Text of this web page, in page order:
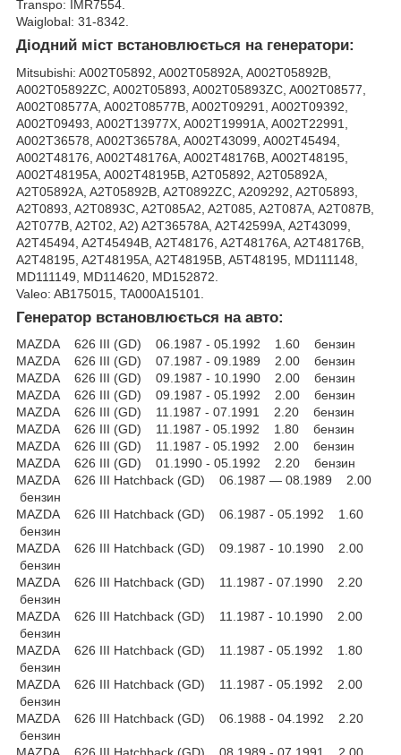
Transpo: IMR7554.
Waiglobal: 31-8342.
Діодний міст встановлюється на генератори:
Mitsubishi: A002T05892, A002T05892A, A002T05892B,
A002T05892ZC, A002T05893, A002T05893ZC, A002T08577,
A002T08577A, A002T08577B, A002T09291, A002T09392,
A002T09493, A002T13977X, A002T19991A, A002T22991,
A002T36578, A002T36578A, A002T43099, A002T45494,
A002T48176, A002T48176A, A002T48176B, A002T48195,
A002T48195A, A002T48195B, A2T05892, A2T05892A,
A2T05892A, A2T05892B, A2T0892ZC, A209292, A2T05893,
A2T0893, A2T0893C, A2T085A2, A2T085, A2T087A, A2T087B,
A2T077B, A2T02, A2) A2T36578A, A2T42599A, A2T43099,
A2T45494, A2T45494B, A2T48176, A2T48176A, A2T48176B,
A2T48195, A2T48195A, A2T48195B, A5T48195, MD111148,
MD111149, MD114620, MD152872.
Valeo: AB175015, TA000A15101.
Генератор встановлюється на авто:
MAZDA 626 III (GD) 06.1987 - 05.1992 1.60 бензин
MAZDA 626 III (GD) 07.1987 - 09.1989 2.00 бензин
MAZDA 626 III (GD) 09.1987 - 10.1990 2.00 бензин
MAZDA 626 III (GD) 09.1987 - 05.1992 2.00 бензин
MAZDA 626 III (GD) 11.1987 - 07.1991 2.20 бензин
MAZDA 626 III (GD) 11.1987 - 05.1992 1.80 бензин
MAZDA 626 III (GD) 11.1987 - 05.1992 2.00 бензин
MAZDA 626 III (GD) 01.1990 - 05.1992 2.20 бензин
MAZDA 626 III Hatchback (GD) 06.1987 — 08.1989 2.00
бензин
MAZDA 626 III Hatchback (GD) 06.1987 - 05.1992 1.60
бензин
MAZDA 626 III Hatchback (GD) 09.1987 - 10.1990 2.00
бензин
MAZDA 626 III Hatchback (GD) 11.1987 - 07.1990 2.20
бензин
MAZDA 626 III Hatchback (GD) 11.1987 - 10.1990 2.00
бензин
MAZDA 626 III Hatchback (GD) 11.1987 - 05.1992 1.80
бензин
MAZDA 626 III Hatchback (GD) 11.1987 - 05.1992 2.00
бензин
MAZDA 626 III Hatchback (GD) 06.1988 - 04.1992 2.20
бензин